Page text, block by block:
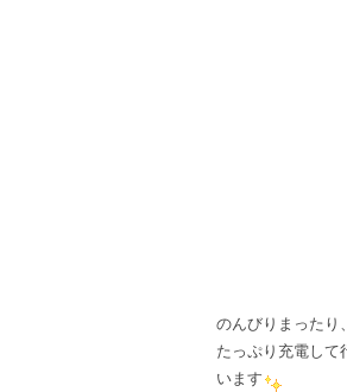
のんびりまったり
たっぷり充電し
います